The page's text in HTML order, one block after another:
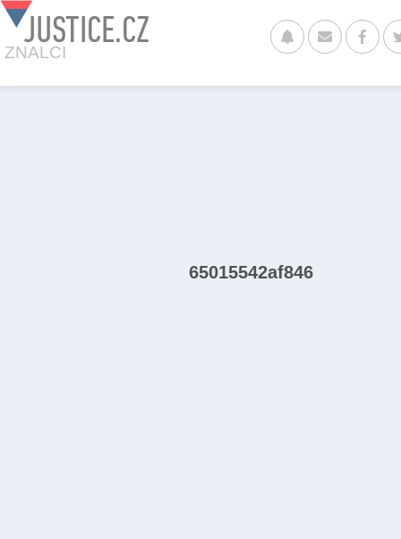
JUSTICE.CZ
ZNALCI
65015542af846